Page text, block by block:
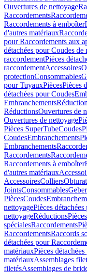
Ouvertures de nettoyage
Raccordements
Raccordements à emboîter
d'autres matériaux
pour Raccordements aux
détachées pour Coudes de
raccordementPièces
raccordementAccessoires
protectionConsommables
pour TuyauxPiècesPièces
détachées pour Coudes
Embranchements
RéductionsOuvertures de
Ouvertures de nettoyage
Pièces SuperTubeCoudes
CoudesEmbranchements
Embranchements
Raccordements
Raccordements à emboîter
d'autres matériaux
AccessoiresColliers
JointsConsommables
PiècesCoudes
nettoyagePièces
nettoyageRéductions
spécialesRaccordements
RaccordementsRaccords
détachées pour
matériauxPièces
matériauxAssemblages
filetésAssemblages de